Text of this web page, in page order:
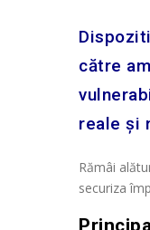
către
reale și
Rămâi
securiza